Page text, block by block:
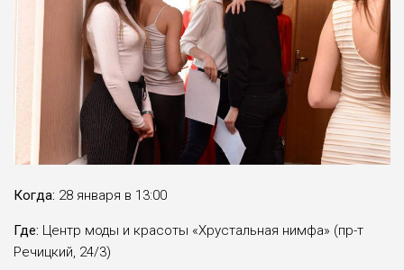
Когда: 28 января в 13:00
Где: Центр моды и красоты «Хрустальная нимфа» (пр-т
Речицкий, 24/3)